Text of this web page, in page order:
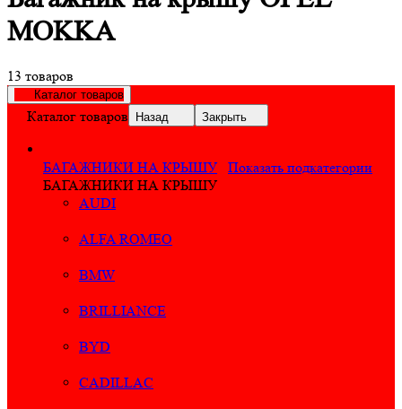
MOKKA
13 товаров
Каталог товаров
Каталог товаров Назад Закрыть
БАГАЖНИКИ НА КРЫШУ
Показать подкатегории
БАГАЖНИКИ НА КРЫШУ
AUDI
ALFA ROMEO
BMW
BRILLIANCE
BYD
CADILLAC